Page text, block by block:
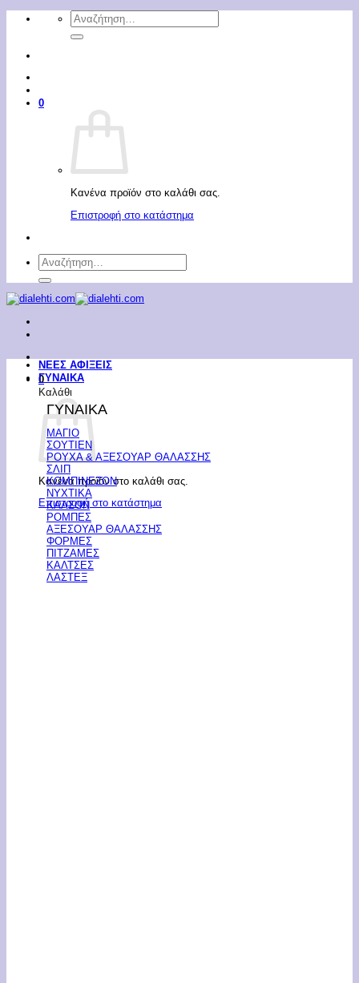
Μετάβαση
Αναζήτηση
για:
0
Κανένα προϊόν στο καλάθι σας.
Επιστροφή στο κατάστημα
Αναζήτηση
για:
0
Καλάθι
Κανένα προϊόν στο καλάθι σας.
Επιστροφή στο κατάστημα
ΝΕΕΣ ΑΦΙΞΕΙΣ
ΓΥΝΑΙΚΑ
ΓΥΝΑΙΚΑ
ΜΑΓΙΟ
ΣΟΥΤΙΕΝ
ΡΟΥΧΑ & ΑΞΕΣΟΥΑΡ ΘΑΛΑΣΣΗΣ
ΣΛΙΠ
ΚΟΜΠΙΝΕΖΟΝ
ΝΥΧΤΙΚΑ
ΚΑΛΣΟΝ
ΡΟΜΠΕΣ
ΑΞΕΣΟΥΑΡ ΘΑΛΑΣΣΗΣ
ΦΟΡΜΕΣ
ΠΙΤΖΑΜΕΣ
ΚΑΛΤΣΕΣ
ΛΑΣΤΕΞ